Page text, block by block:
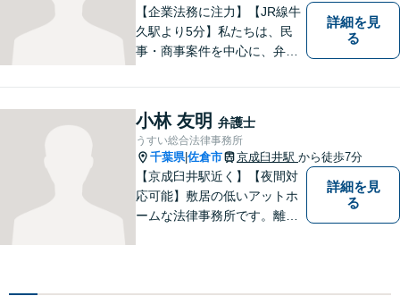
【企業法務に注力】【JR線牛
久駅より5分】私たちは、民
事・商事案件を中心に、弁護
す。特に、企業法務について
は法律資料を迅速に用いた、
的確なアプローチで活動に取
り組んでおります。是非、お
気軽にご相談ください。
詳細を見
る
小林 友明 弁護士
うすい総合法律事務所
千葉県|佐倉市 京成臼井駅 から徒歩7分
【京成臼井駅近く】【夜間対
応可能】敷居の低いアットホ
ームな法律事務所です。離婚
詳細を見
る